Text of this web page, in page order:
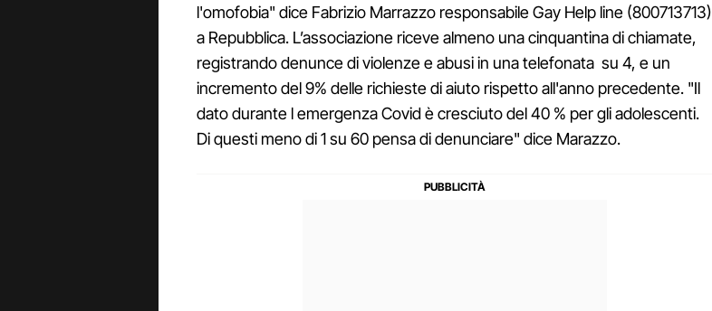
l'omofobia" dice Fabrizio Marrazzo responsabile Gay Help line (800713713)
a Repubblica. L’associazione riceve almeno una cinquantina di chiamate,
registrando denunce di violenze e abusi in una telefonata su 4, e un
incremento del 9% delle richieste di aiuto rispetto all'anno precedente. "Il
dato durante l emergenza Covid è cresciuto del 40 % per gli adolescenti.
Di questi meno di 1 su 60 pensa di denunciare" dice Marazzo.